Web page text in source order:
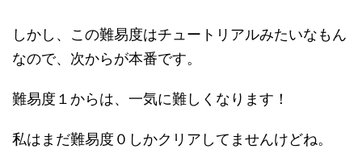
しかし、この難易度はチュートリアルみたいなもん
なので、次からが本番です。
難易度１からは、一気に難しくなります！
私はまだ難易度０しかクリアしてませんけどね。